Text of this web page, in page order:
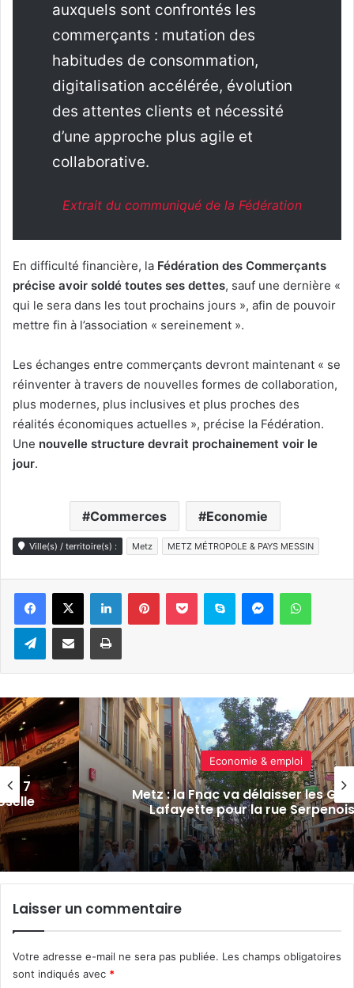
auxquels sont confrontés les
commerçants : mutation des
habitudes de consommation,
digitalisation accélérée, évolution
des attentes clients et nécessité
d’une approche plus agile et
collaborative.
Extrait du communiqué de la Fédération
En difficulté financière, la Fédération des Commerçants
précise avoir soldé toutes ses dettes, sauf une dernière «
qui le sera dans les tout prochains jours », afin de pouvoir
mettre fin à l’association « sereinement ».
Les échanges entre commerçants devront maintenant « se
réinventer à travers de nouvelles formes de collaboration,
plus modernes, plus inclusives et plus proches des
réalités économiques actuelles », précise la Fédération.
Une nouvelle structure devrait prochainement voir le
jour.
Commerces Economie
Ville(s) / territoire(s) : Metz METZ MÉTROPOLE & PAYS MESSIN
LinkedinPinterestPocket Skype Messenger
TelegramPartager par e-mail Imprimer
Actualité locale & société
APM, soldes, baignades : 7 actus
semaine à Metz Métropole (26/
Laisser un commentaire
Votre adresse e-mail ne sera pas publiée. Les champs obligatoires
sont indiqués avec *